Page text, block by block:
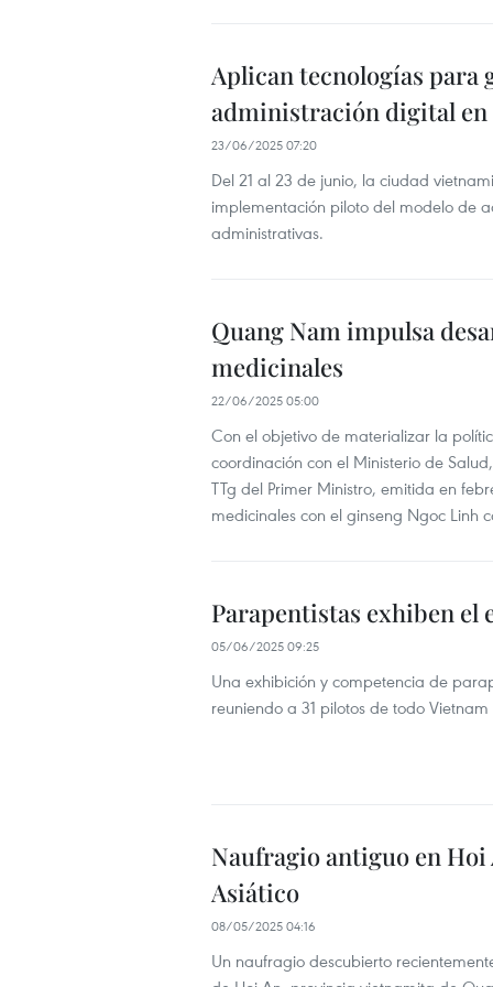
Aplican tecnologías para
administración digital
23/06/2025 07:20
Del 21 al 23 de junio, la ciudad
implementación piloto del modelo de
administrativas.
Quang Nam impulsa
medicinales
22/06/2025 05:00
Con el objetivo de materializar la
coordinación con el Ministerio de
TTg del Primer Ministro, emitida en
medicinales con el ginseng Ngoc Linh
Parapentistas exhiben el
05/06/2025 09:25
Una exhibición y competencia de
reuniendo a 31 pilotos de todo
Naufragio antiguo en
Asiático
08/05/2025 04:16
Un naufragio descubierto